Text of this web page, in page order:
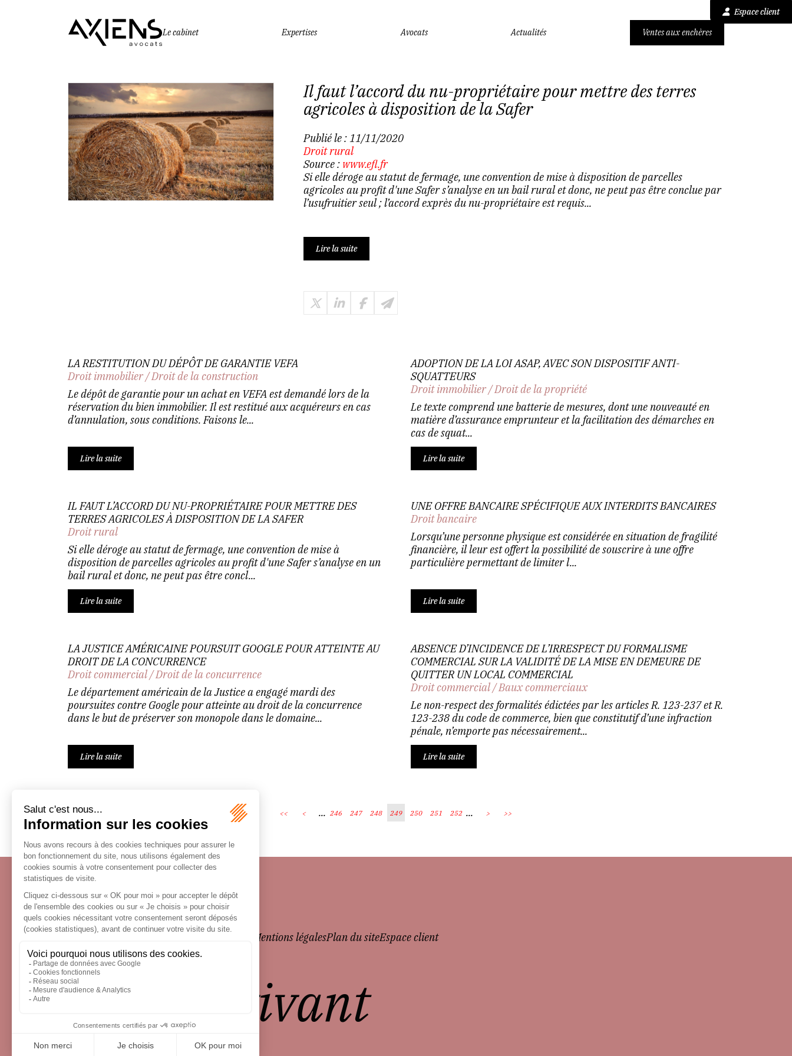
Espace client
Le cabinet
Expertises Avocats Actualités Ventes aux enchères
Il faut l’accord du nu-propriétaire pour mettre des terres
agricoles à disposition de la Safer
Publié le :11/11/2020
Droit rural
Source : www.efl.fr
Si elle déroge au statut de fermage, une convention de mise à disposition de parcelles
agricoles au profit d'une Safer s’analyse en un bail rural et donc, ne peut pas être conclue par
l’usufruitier seul ; l’accord exprès du nu-propriétaire est requis...
Lire la suite
LA RESTITUTION DU DÉPÔT DE GARANTIE VEFA
Droit immobilier/Droit de la construction
Le dépôt de garantie pour un achat en VEFA est demandé lors de la
réservation du bien immobilier. Il est restitué aux acquéreurs en cas
d’annulation, sous conditions. Faisons le...
Lire la suite
ADOPTION DE LA LOI ASAP, AVEC SON DISPOSITIF ANTI-
SQUATTEURS
Droit immobilier/Droit de la propriété
Le texte comprend une batterie de mesures, dont une nouveauté en
matière d’assurance emprunteur et la facilitation des démarches en
cas de squat...
Lire la suite
IL FAUT L’ACCORD DU NU-PROPRIÉTAIRE POUR METTRE DES
TERRES AGRICOLES À DISPOSITION DE LA SAFER
Droit rural
Si elle déroge au statut de fermage, une convention de mise à
disposition de parcelles agricoles au profit d'une Safer s’analyse en un
bail rural et donc, ne peut pas être concl...
Lire la suite
UNE OFFRE BANCAIRE SPÉCIFIQUE AUX INTERDITS BANCAIRES
Droit bancaire
Lorsqu’une personne physique est considérée en situation de fragilité
financière, il leur est offert la possibilité de souscrire à une offre
particulière permettant de limiter l...
Lire la suite
LA JUSTICE AMÉRICAINE POURSUIT GOOGLE POUR ATTEINTE AU
DROIT DE LA CONCURRENCE
Droit commercial/Droit de la concurrence
Le département américain de la Justice a engagé mardi des
poursuites contre Google pour atteinte au droit de la concurrence
dans le but de préserver son monopole dans le domaine...
Lire la suite
ABSENCE D’INCIDENCE DE L’IRRESPECT DU FORMALISME
COMMERCIAL SUR LA VALIDITÉ DE LA MISE EN DEMEURE DE
QUITTER UN LOCAL COMMERCIAL
Droit commercial/Baux commerciaux
Le non-respect des formalités édictées par les articles R. 123-237 et R.
123-238 du code de commerce, bien que constitutif d’une infraction
pénale, n’emporte pas nécessairement...
Lire la suite
<< < ... 246 247 248 249 250 251 252 ... > >>
Écosystème Mentions légalesPlan du siteEspace client
le droit vivant